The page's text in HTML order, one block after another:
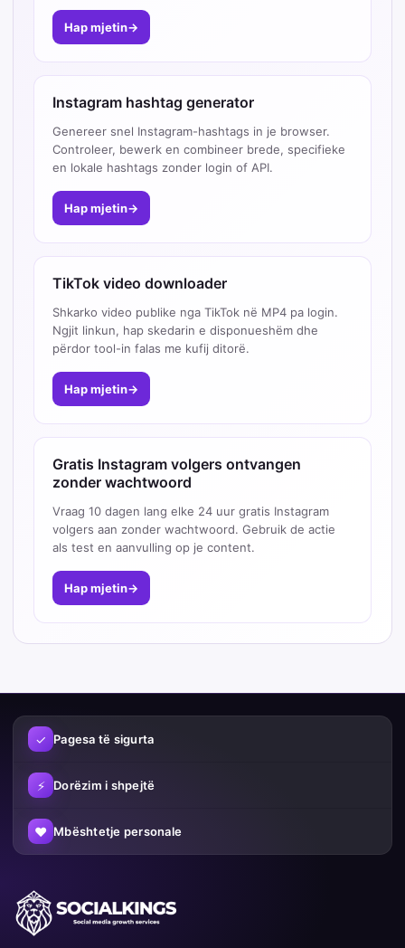
Hap mjetin→
Instagram hashtag generator
Genereer snel Instagram-hashtags in je browser.
Controleer, bewerk en combineer brede, specifieke
en lokale hashtags zonder login of API.
Hap mjetin→
TikTok video downloader
Shkarko video publike nga TikTok në MP4 pa login.
Ngjit linkun, hap skedarin e disponueshëm dhe
përdor tool-in falas me kufij ditorë.
Hap mjetin→
Gratis Instagram volgers ontvangen
zonder wachtwoord
Vraag 10 dagen lang elke 24 uur gratis Instagram
volgers aan zonder wachtwoord. Gebruik de actie
als test en aanvulling op je content.
Hap mjetin→
✓ Pagesa të sigurta
⚡ Dorëzim i shpejtë
♥ Mbështetje personale